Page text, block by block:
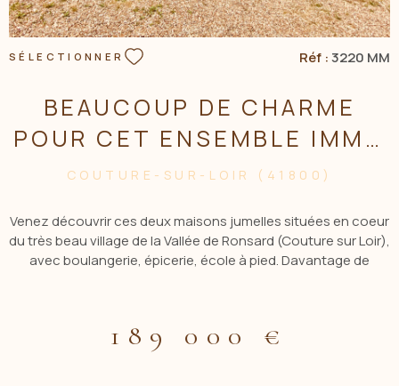
SÉLECTIONNER Réf :3220 MM
BEAUCOUP DE CHARME
POUR CET ENSEMBLE IMMO
DE DEUX MAISONS ET...
COUTURE-SUR-LOIR (41800)
Venez découvrir ces deux maisons jumelles situées en coeur
du très beau village de la Vallée de Ronsard (Couture sur Loir),
avec boulangerie, épicerie, école à pied. Davantage de
deux des intérieurs en trés bon état, avec de bonnes
prestations énergétiques, prêtes à emmenager. Elles se
189 000 €